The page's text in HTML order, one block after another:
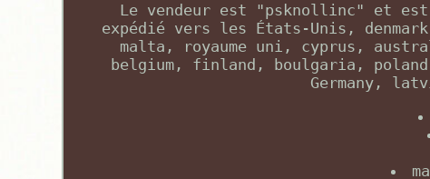
Le vendeur est "psknollinc" et
expédié vers les États-Unis,
malta, royaume uni, cyprus,
belgium, finland, boulgaria,
Germany,